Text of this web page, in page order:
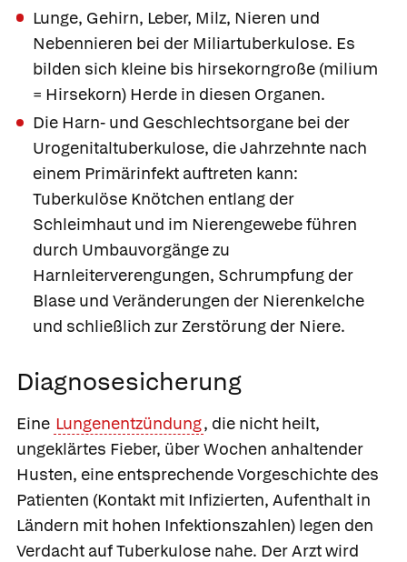
Lunge, Gehirn, Leber, Milz, Nieren und
Nebennieren bei der Miliartuberkulose. Es
bilden sich kleine bis hirsekorngroße (milium
= Hirsekorn) Herde in diesen Organen.
Die Harn- und Geschlechtsorgane bei der
Urogenitaltuberkulose, die Jahrzehnte nach
einem Primärinfekt auftreten kann:
Tuberkulöse Knötchen entlang der
Schleimhaut und im Nierengewebe führen
durch Umbauvorgänge zu
Harnleiterverengungen, Schrumpfung der
Blase und Veränderungen der Nierenkelche
und schließlich zur Zerstörung der Niere.
Diagnosesicherung
Eine Lungenentzündung, die nicht heilt,
ungeklärtes Fieber, über Wochen anhaltender
Husten, eine entsprechende Vorgeschichte des
Patienten (Kontakt mit Infizierten, Aufenthalt in
Ländern mit hohen Infektionszahlen) legen den
Verdacht auf Tuberkulose nahe. Der Arzt wird